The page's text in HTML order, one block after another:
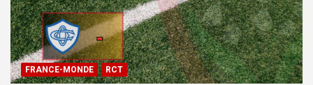
FRANCE-MONDE RCT